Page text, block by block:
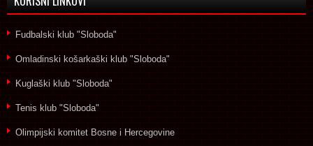
Fudbalski klub "Sloboda"
Omladinski košarkaški klub "Sloboda"
Kuglaški klub "Sloboda"
Tenis klub "Sloboda"
Olimpijski komitet Bosne i Hercegovine